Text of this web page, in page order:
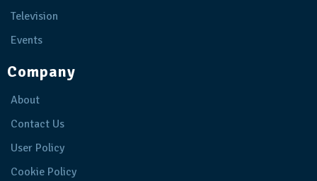
Television
Events
Company
About
Contact Us
User Policy
Cookie Policy